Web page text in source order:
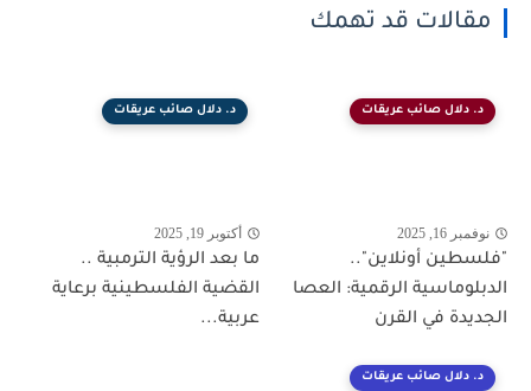
مقالات قد تهمك
د. دلال صائب عريقات
نوفمبر 16, 2025
"فلسطين أونلاين"..
الدبلوماسية الرقمية: العصا
الجديدة في القرن
د. دلال صائب عريقات
أكتوبر 19, 2025
ما بعد الرؤية الترمبية ..
القضية الفلسطينية برعاية
عربية...
د. دلال صائب عريقات